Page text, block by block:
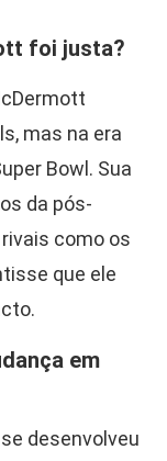
foi justa?
mas na era
Bowl. Sua
da pós-
como os
que ele
em
desenvolveu